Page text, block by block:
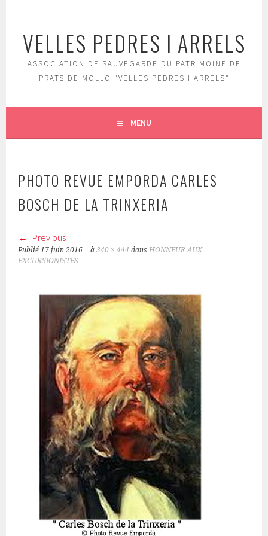
contenu
principal
VELLES PEDRES I ARRELS
ASSOCIATION DE SAUVEGARDE DU PATRIMOINE DE
PRATS DE MOLLO "VELLES PEDRES I ARRELS"
MENU
PHOTO REVUE EMPORDA CARLES
BOSCH DE LA TRINXERIA
Previous
Publié17 juin 2016 à340 × 444 dansHONNEUR AUX
EXCURSIONISTES